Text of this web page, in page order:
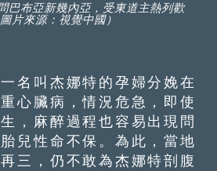
巴布亞新幾內亞，受東道主熱列歡
片來源：視覺中國）
叫杰娜特的孕婦分娩在
心臟病，情況危急，即使
，麻醉過程也容易出現問
兒性命不保。為此，當地
三，仍不敢為杰娜特剖腹